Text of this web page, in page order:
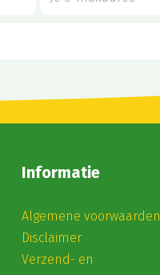
Informatie
Algemene voorwaarden
Disclaimer
Verzend- en